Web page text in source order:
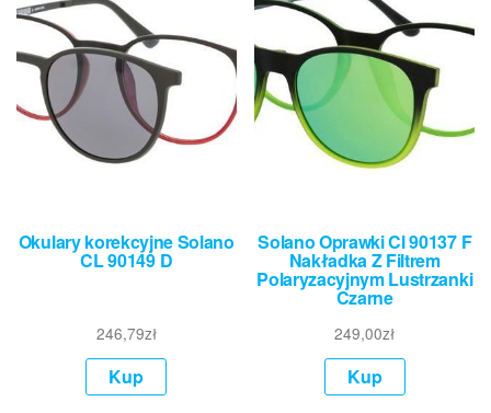
Okulary korekcyjne Solano
CL 90149 D
246,79zł
Kup
Solano Oprawki Cl 90137 F
Nakładka Z Filtrem
Polaryzacyjnym Lustrzanki
Czarne
249,00zł
Kup